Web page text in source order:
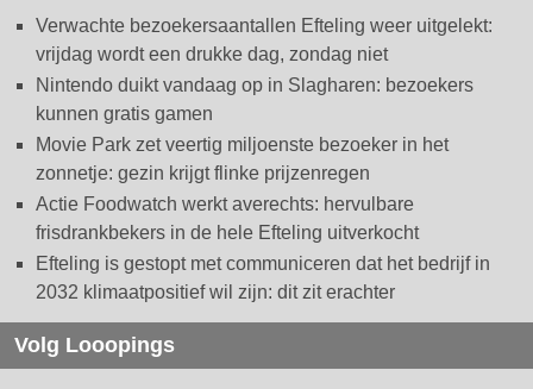
Verwachte bezoekersaantallen Efteling weer uitgelekt:
vrijdag wordt een drukke dag, zondag niet
Nintendo duikt vandaag op in Slagharen: bezoekers
kunnen gratis gamen
Movie Park zet veertig miljoenste bezoeker in het
zonnetje: gezin krijgt flinke prijzenregen
Actie Foodwatch werkt averechts: hervulbare
frisdrankbekers in de hele Efteling uitverkocht
Efteling is gestopt met communiceren dat het bedrijf in
2032 klimaatpositief wil zijn: dit zit erachter
Volg Looopings